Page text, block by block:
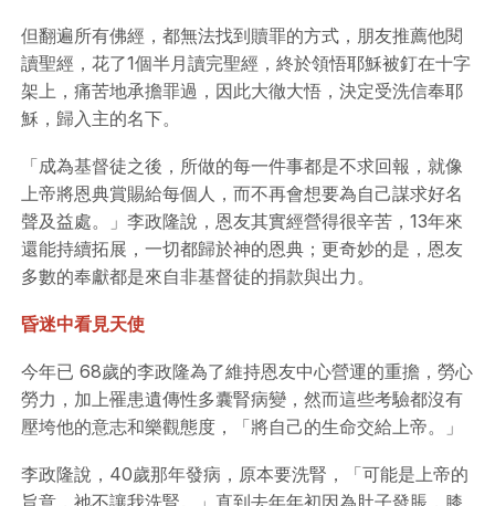
但翻遍所有佛經，都無法找到贖罪的方式，朋友推薦他閱
讀聖經，花了1個半月讀完聖經，終於領悟耶穌被釘在十字
架上，痛苦地承擔罪過，因此大徹大悟，決定受洗信奉耶
穌，歸入主的名下。
「成為基督徒之後，所做的每一件事都是不求回報，就像
上帝將恩典賞賜給每個人，而不再會想要為自己謀求好名
聲及益處。」李政隆說，恩友其實經營得很辛苦，13年來
還能持續拓展，一切都歸於神的恩典；更奇妙的是，恩友
多數的奉獻都是來自非基督徒的捐款與出力。
昏迷中看見天使
今年已 68歲的李政隆為了維持恩友中心營運的重擔，勞心
勞力，加上罹患遺傳性多囊腎病變，然而這些考驗都沒有
壓垮他的意志和樂觀態度，「將自己的生命交給上帝。」
李政隆說，40歲那年發病，原本要洗腎，「可能是上帝的
旨意，祂不讓我洗腎。」直到去年年初因為肚子發脹，膝